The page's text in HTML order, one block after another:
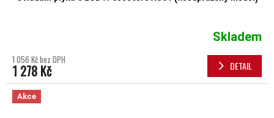
Skladem
1 056 Kč bez DPH
1 278 Kč DETAIL
Akce